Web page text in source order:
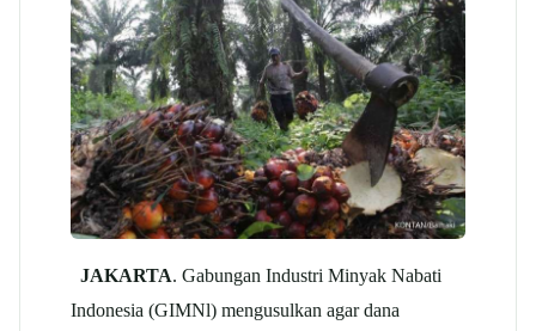
JAKARTA. Gabungan Industri Minyak Nabati
Indonesia (GIMNl) mengusulkan agar dana